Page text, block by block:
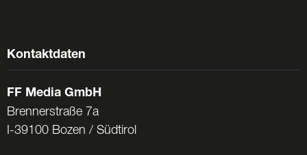
Kontaktdaten
FF Media GmbH
Brennerstraße 7a
I-39100 Bozen / Südtirol